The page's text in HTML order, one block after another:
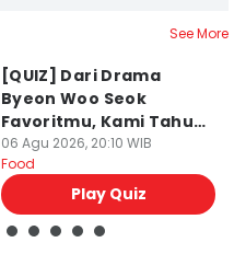
See More
[QUIZ] Dari Drama
Byeon Woo Seok
Favoritmu, Kami Tahu
Makanan yang Cocok
untukmu
06 Agu 2026, 20:10 WIB
Food
Play Quiz